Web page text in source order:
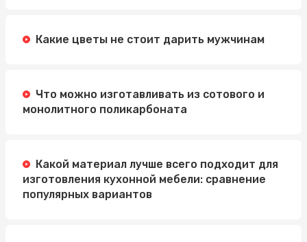
Какие цветы не стоит дарить мужчинам
Что можно изготавливать из сотового и
монолитного поликарбоната
Какой материал лучше всего подходит для
изготовления кухонной мебели: сравнение
популярных вариантов